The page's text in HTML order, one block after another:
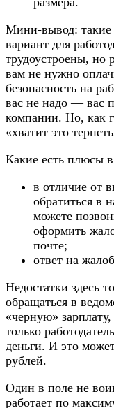
Мини-вывод:
вариант для
трудоустроены, но
вам не нужно
безопасность на
вас не надо — вас
компании. Но, как
«хватит это
Какие есть плюсы
в отличие от
обратиться в
можете
оформить
почте;
ответ на
Недостатки здесь
обращаться в
«черную»
только
деньги. И это
рублей.
Один в поле не
работает по